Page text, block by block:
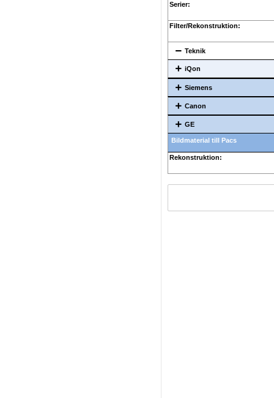
Serier:
Filter/Rekonstruktion:
Teknik
iQon
Siemens
Canon
GE
Bildmaterial till Pacs
Rekonstruktion: